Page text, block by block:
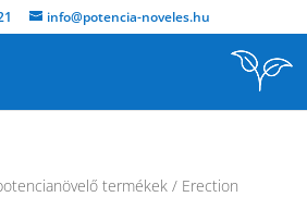
info@potencia-noveles.hu
termékek/ Erection